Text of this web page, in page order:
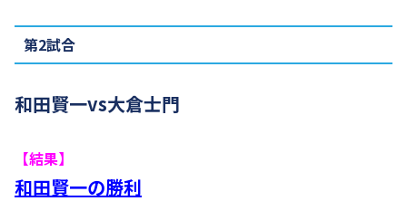
第2試合
和田賢一vs大倉士門
【結果】
和田賢一の勝利